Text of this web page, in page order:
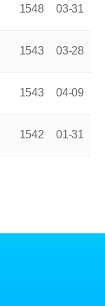
1548 03-31
1543 03-28
1543 04-09
1542 01-31